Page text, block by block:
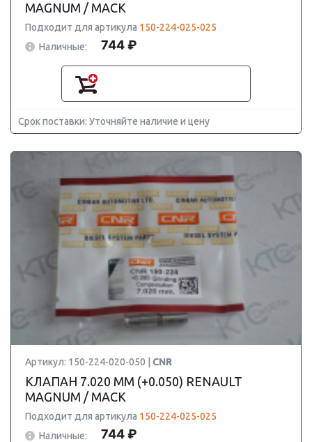
MAGNUM / MACK
Подходит для артикула 150-224-025-025
Наличные:
744 ₽
Срок поставки: Уточняйте наличие и цену
Артикул: 150-224-020-050 | CNR
КЛАПАН 7.020 ММ (+0.050) RENAULT
MAGNUM / MACK
Подходит для артикула 150-224-025-025
Наличные:
744 ₽